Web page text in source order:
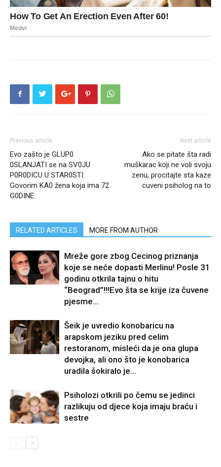
Previous article
Evo zašto je GLUP0
0SLANJATI se na SV0JU
P0R0DICU U STAR0STI.
Govorim KA0 žena koja ima 72
G0DINE.
Next article
Ako se pitate šta radi
muškarac koji ne voli svoju
zenu, procitajte sta kaze
cuveni psiholog na to
RELATED ARTICLES MORE FROM AUTHOR
Mreže gore zbog Cecinog priznanja
koje se neće dopasti Merlinu! Posle 31
godinu otkrila tajnu o hitu
“Beograd”!!!Evo šta se krije iza čuvene
pjesme...
Šeik je uvredio konobaricu na
arapskom jeziku pred celim
restoranom, misleći da je ona glupa
devojka, ali ono što je konobarica
uradila šokiralo je...
Psiholozi otkrili po čemu se jedinci
razlikuju od djece koja imaju braću i
sestre